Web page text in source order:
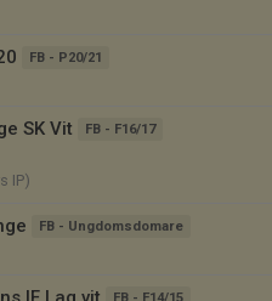
FB - P20/21
SK Vit FB - F16/17
IP)
FB - Ungdomsdomare